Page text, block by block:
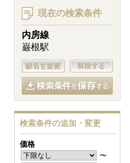
現在の検索条件
内房線
巌根駅
検索条件の追加・変更
価格
〜